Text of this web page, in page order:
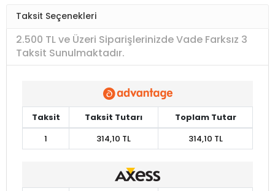
Taksit Seçenekleri
2.500 TL ve Üzeri Siparişlerinizde Vade Farksız 3
Taksit Sunulmaktadır.
Taksit Taksit Tutarı
Toplam Tutar
1
314,10 TL 314,10 TL